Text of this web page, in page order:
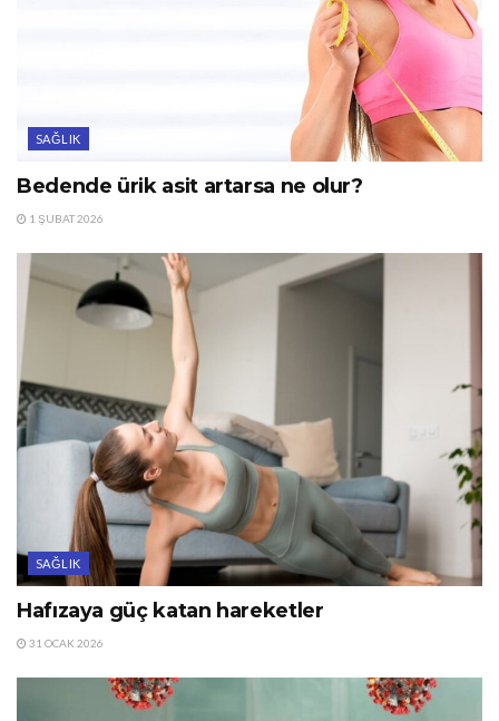
SAĞLIK
Bedende ürik asit artarsa ne olur?
1 ŞUBAT 2026
SAĞLIK
Hafızaya güç katan hareketler
31 OCAK 2026